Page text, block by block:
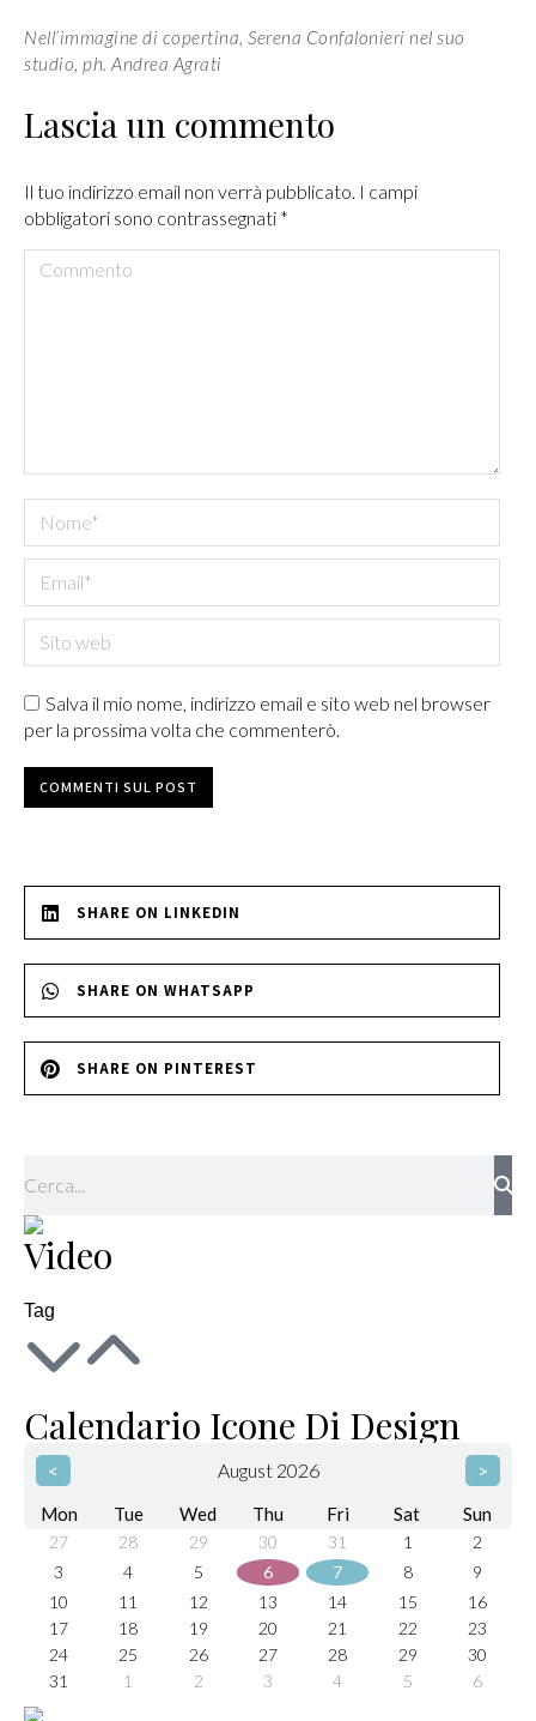
Nell’immagine di copertina, Serena Confalonieri nel suo
studio, ph. Andrea Agrati
Lascia un commento
Il tuo indirizzo email non verrà pubblicato. I campi
obbligatori sono contrassegnati *
Commento
Nome *
Email *
Sito web
Salva il mio nome, indirizzo email e sito web nel browser
per la prossima volta che commenterò.
COMMENTI SUL POST
SHARE ON LINKEDIN
SHARE ON WHATSAPP
SHARE ON PINTEREST
Video
Tag
Calendario Icone Di Design
< August 2026 >
Mon Tue Wed Thu Fri Sat Sun
27 28 29 30 31 1
2
3
4 5 6 7 8
9
10
11 12 13 14 15
16
17
18 19 20 21 22
23
24
25 26 27 28 29
30
31
1 2 3 4 5 6